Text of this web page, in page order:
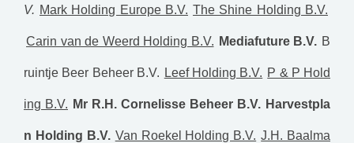
V. Mark Holding Europe B.V. The Shine Holding B.V.
Carin van de Weerd Holding B.V. Mediafuture B.V. B
ruintje Beer Beheer B.V. Leef Holding B.V. P & P Hold
ing B.V. Mr R.H. Cornelisse Beheer B.V. Harvestpla
n Holding B.V. Van Roekel Holding B.V. J.H. Baalma